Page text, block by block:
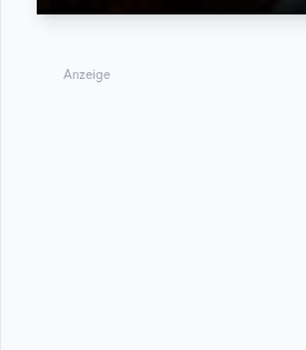
Anzeige